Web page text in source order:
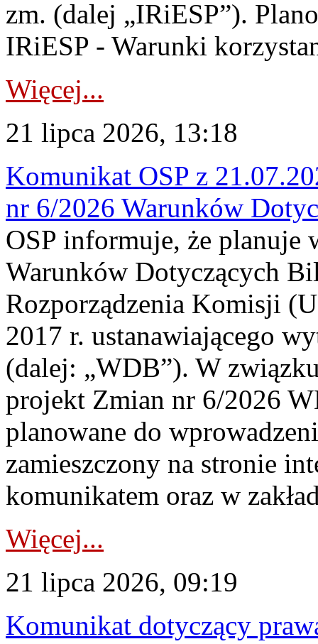
zm. (dalej „IRiESP”).
IRiESP - Warunki
Więcej...
21 lipca 2026, 13:18
Komunikat OSP z
nr 6/2026 Warunków
OSP informuje, że planuje
Warunków Dotyczących
Rozporządzenia Komisji
2017 r. ustanawiającego
(dalej: „WDB”). W
projekt Zmian nr 6/2026
planowane do
zamieszczony na stronie
komunikatem oraz w
Więcej...
21 lipca 2026, 09:19
Komunikat dotyczący